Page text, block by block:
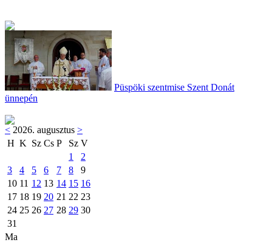
Püspöki szentmise Szent Donát
ünnepén
< 2026. augusztus >
H K Sz Cs P Sz V
1
2
3
4 5 6 7 8
9
10 11 12 13 14 15 16
17 18 19 20 21 22 23
24 25 26 27 28 29 30
31
Ma